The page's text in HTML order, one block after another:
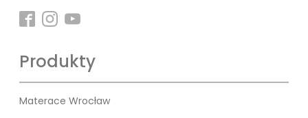
Produkty
Materace Wrocław